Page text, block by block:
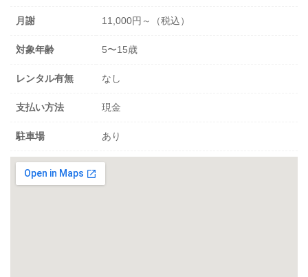
月謝 11,000円～（税込）
対象年齢 5〜15歳
レンタル有無 なし
支払い方法 現金
駐車場 あり